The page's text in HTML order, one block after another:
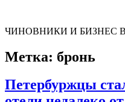
ЧИНОВНИКИ И БИЗНЕС
Метка: бронь
Петербуржцы